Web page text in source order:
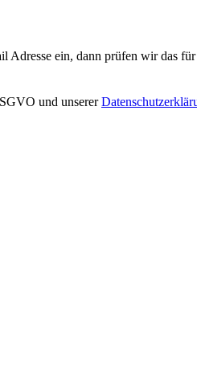
Adresse ein, dann prüfen wir das für
und unserer